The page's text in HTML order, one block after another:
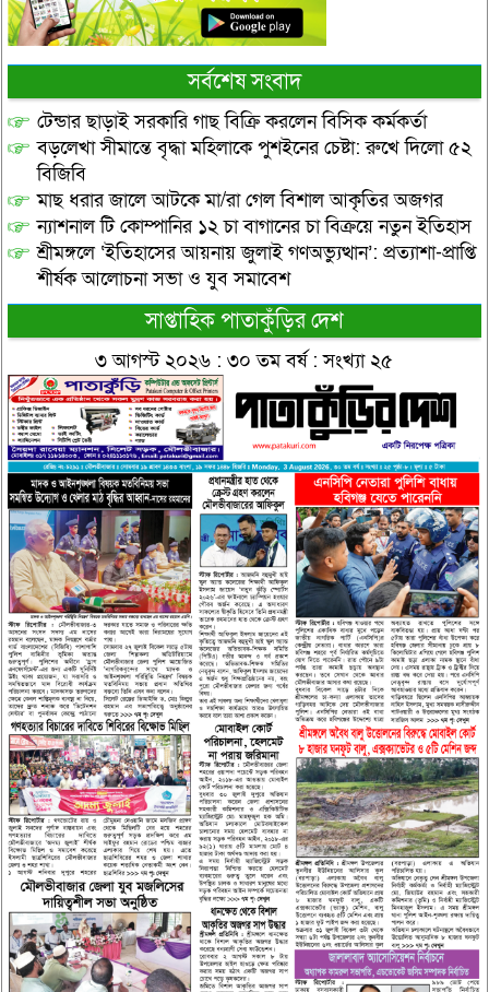
সর্বশেষ সংবাদ
টেন্ডার ছাড়াই সরকারি গাছ বিক্রি করলেন বিসিক কর্মকর্তা
বড়লেখা সীমান্তে বৃদ্ধা মহিলাকে পুশইনের চেষ্টা: রুখে দিলো ৫২
বিজিবি
মাছ ধরার জালে আটকে মা/রা গেল বিশাল আকৃতির অজগর
ন্যাশনাল টি কোম্পানির ১২ চা বাগানের চা বিক্রয়ে নতুন ইতিহাস
শ্রীমঙ্গলে ‘ইতিহাসের আয়নায় জুলাই গণঅভ্যুত্থান’: প্রত্যাশা-প্রাপ্তি
শীর্ষক আলোচনা সভা ও যুব সমাবেশ
সাপ্তাহিক পাতাকুঁড়ির দেশ
৩ আগস্ট ২০২৬ : ৩০ তম বর্ষ : সংখ্যা ২৫